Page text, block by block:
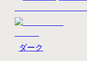
ダーク